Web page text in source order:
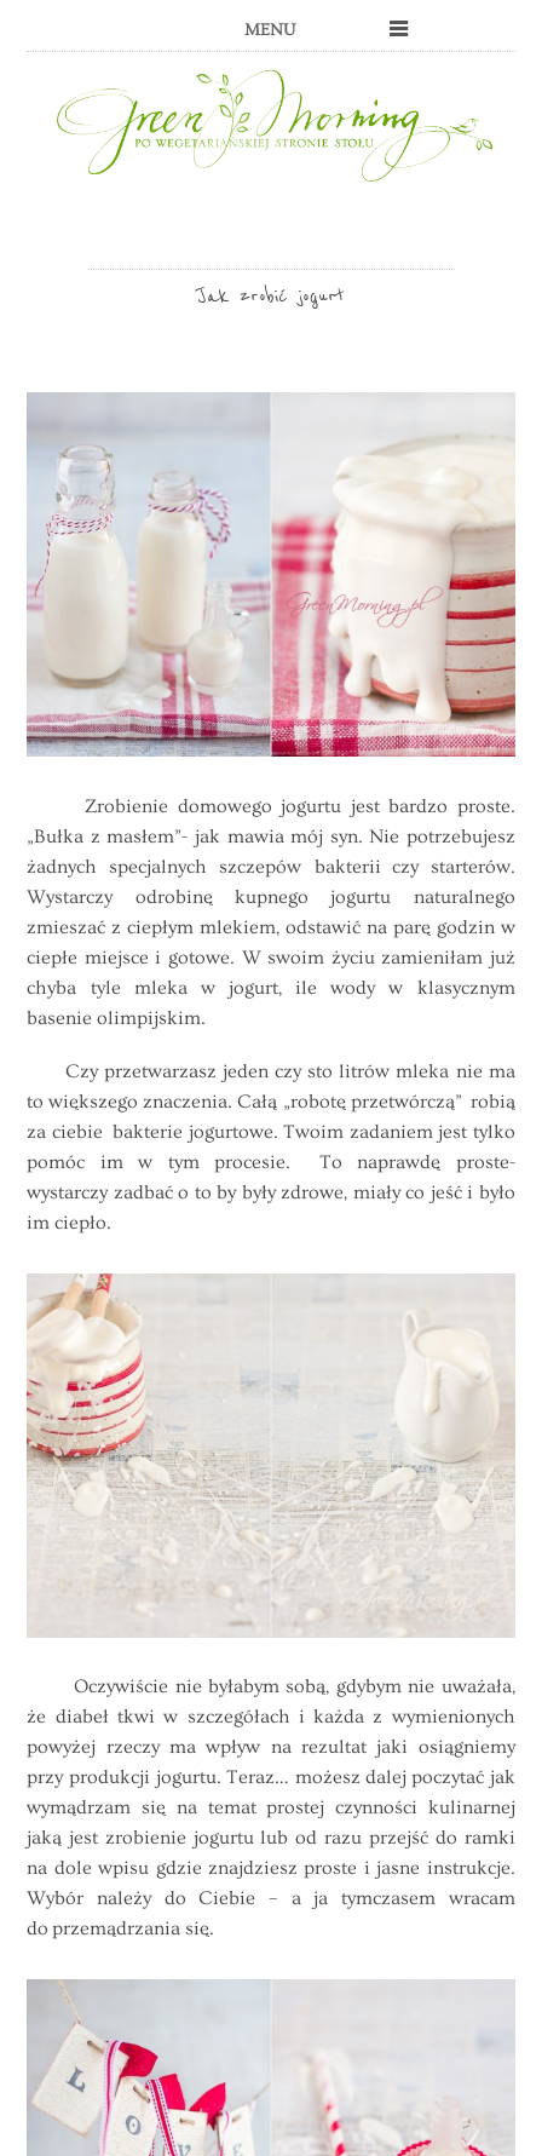
MENU
Jak zrobić jogurt
Zrobienie domowego jogurtu jest bardzo proste.
„Bułka z masłem”- jak mawia mój syn. Nie potrzebujesz
żadnych specjalnych szczepów bakterii czy starterów.
Wystarczy odrobinę kupnego jogurtu naturalnego
zmieszać z ciepłym mlekiem, odstawić na parę godzin w
ciepłe miejsce i gotowe. W swoim życiu zamieniłam już
chyba tyle mleka w jogurt, ile wody w klasycznym
basenie olimpijskim.
Czy przetwarzasz jeden czy sto litrów mleka nie ma
to większego znaczenia. Całą „robotę przetwórczą” robią
za ciebie bakterie jogurtowe. Twoim zadaniem jest tylko
pomóc im w tym procesie. To naprawdę proste-
wystarczy zadbać o to by były zdrowe, miały co jeść i było
im ciepło.
Oczywiście nie byłabym sobą, gdybym nie uważała,
że diabeł tkwi w szczegółach i każda z wymienionych
powyżej rzeczy ma wpływ na rezultat jaki osiągniemy
przy produkcji jogurtu. Teraz… możesz dalej poczytać jak
wymądrzam się na temat prostej czynności kulinarnej
jaką jest zrobienie jogurtu lub od razu przejść do ramki
na dole wpisu gdzie znajdziesz proste i jasne instrukcje.
Wybór należy do Ciebie – a ja tymczasem wracam
do przemądrzania się.